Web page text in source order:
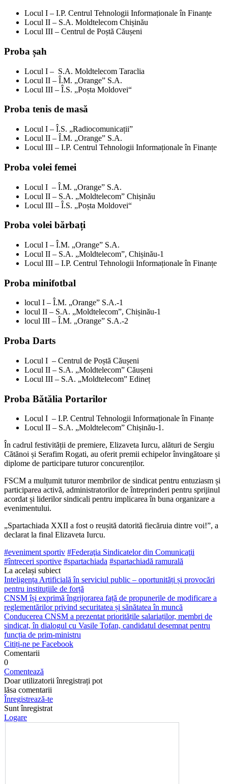
Locul I – I.P. Centrul Tehnologii Informaționale în Finanțe
Locul II – S.A. Moldtelecom Chișinău
Locul III – Centrul de Poștă Căușeni
Proba șah
Locul I – S.A. Moldtelecom Taraclia
Locul II – Î.M. „Orange” S.A.
Locul III – Î.S. „Poșta Moldovei“
Proba tenis de masă
Locul I – Î.S. „Radiocomunicații”
Locul II – Î.M. „Orange” S.A.
Locul III – I.P. Centrul Tehnologii Informaționale în Finanțe
Proba volei femei
Locul I – Î.M. „Orange” S.A.
Locul II – S.A. „Moldtelecom” Chișinău
Locul III – Î.S. „Poșta Moldovei“
Proba volei bărbați
Locul I – Î.M. „Orange” S.A.
Locul II – S.A. „Moldtelecom”, Chișinău-1
Locul III – I.P. Centrul Tehnologii Informaționale în Finanțe
Proba minifotbal
locul I – Î.M. „Orange” S.A.-1
locul II – S.A. „Moldtelecom”, Chișinău-1
locul III – Î.M. „Orange” S.A.-2
Proba Darts
Locul I – Centrul de Poștă Căușeni
Locul II – S.A. „Moldtelecom” Căușeni
Locul III – S.A. „Moldtelecom” Edineț
Proba Bătălia Portarilor
Locul I – I.P. Centrul Tehnologii Informaționale în Finanțe
Locul II – S.A. „Moldtelecom” Chișinău-1.
În cadrul festivității de premiere, Elizaveta Iurcu, alături de Sergiu
Cătănoi și Serafim Rogati, au oferit premii echipelor învingătoare și
diplome de parti­cipare tuturor concurenților.
FSCM a mulțumit tuturor membrilor de sindicat pentru entuziasm și
par­ticiparea activă, administratorilor de întreprinderi pentru sprijinul
acordat și liderilor sindicali pentru implicarea în buna organizare a
evenimentului.
„Spartachiada XXII a fost o reușită datorită fiecăruia dintre voi!”, a
declarat la final Elizaveta Iurcu.
#eveniment sportiv #Federaţia Sindicatelor din Comunicaţii
#întreceri sportive #spartachiada #spartachiadă ramurală
La același subiect
Inteligența Artificială în serviciul public – oportunități și provocări
pentru instituțiile de forță
CNSM își exprimă îngrijorarea față de propunerile de modificare a
reglementărilor privind securitatea și sănătatea în muncă
Conducerea CNSM a prezentat prioritățile salariaților, membri de
sindicat, în dialogul cu Vasile Tofan, candidatul desemnat pentru
funcția de prim-ministru
Citiți-ne pe Facebook
Comentarii
0
Comentează
Doar utilizatorii înregistrați pot
lăsa comentarii
Înregistrează-te
Sunt înregistrat
Logare